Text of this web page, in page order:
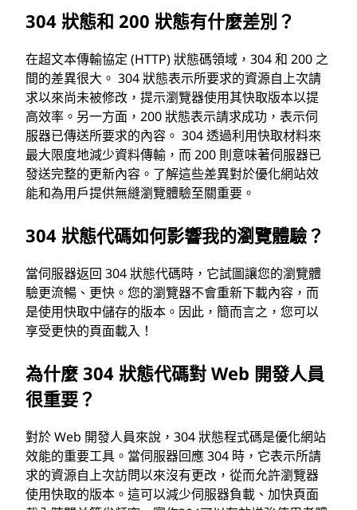
304 狀態和 200 狀態有什麼差別？
在超文本傳輸協定 (HTTP) 狀態碼領域，304 和 200 之
間的差異很大。 304 狀態表示所要求的資源自上次請
求以來尚未被修改，提示瀏覽器使用其快取版本以提
高效率。另一方面，200 狀態表示請求成功，表示伺
服器已傳送所要求的內容。 304 透過利用快取材料來
最大限度地減少資料傳輸，而 200 則意味著伺服器已
發送完整的更新內容。了解這些差異對於優化網站效
能和為用戶提供無縫瀏覽體驗至關重要。
304 狀態代碼如何影響我的瀏覽體驗？
當伺服器返回 304 狀態代碼時，它試圖讓您的瀏覽體
驗更流暢、更快。您的瀏覽器不會重新下載內容，而
是使用快取中儲存的版本。因此，簡而言之，您可以
享受更快的頁面載入！
為什麼 304 狀態代碼對 Web 開發人員
很重要？
對於 Web 開發人員來說，304 狀態程式碼是優化網站
效能的重要工具。當伺服器回應 304 時，它表示所請
求的資源自上次訪問以來沒有更改，從而允許瀏覽器
使用快取的版本。這可以減少伺服器負載、加快頁面